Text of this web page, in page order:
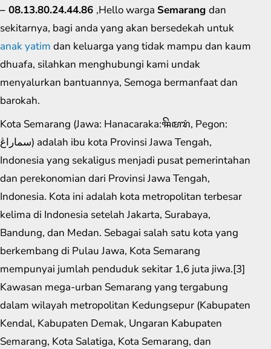
– 08.13.80.24.44.86 ,Hello warga Semarang dan
sekitarnya, bagi anda yang akan bersedekah untuk
anak yatim dan keluarga yang tidak mampu dan kaum
dhuafa, silahkan menghubungi kami undak
menyalurkan bantuannya, Semoga bermanfaat dan
barokah.
Kota Semarang (Jawa: Hanacaraka:ꦯꦼꦩꦫꦁ​, Pegon:
سماراڠ) adalah ibu kota Provinsi Jawa Tengah,
Indonesia yang sekaligus menjadi pusat pemerintahan
dan perekonomian dari Provinsi Jawa Tengah,
Indonesia. Kota ini adalah kota metropolitan terbesar
kelima di Indonesia setelah Jakarta, Surabaya,
Bandung, dan Medan. Sebagai salah satu kota yang
berkembang di Pulau Jawa, Kota Semarang
mempunyai jumlah penduduk sekitar 1,6 juta jiwa.[3]
Kawasan mega-urban Semarang yang tergabung
dalam wilayah metropolitan Kedungsepur (Kabupaten
Kendal, Kabupaten Demak, Ungaran Kabupaten
Semarang, Kota Salatiga, Kota Semarang, dan